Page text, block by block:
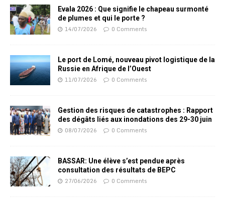
Evala 2026 : Que signifie le chapeau surmonté
de plumes et qui le porte ?
14/07/2026 0 Comments
Le port de Lomé, nouveau pivot logistique de la
Russie en Afrique de l’Ouest
11/07/2026 0 Comments
Gestion des risques de catastrophes : Rapport
des dégâts liés aux inondations des 29-30 juin
08/07/2026 0 Comments
BASSAR: Une élève s’est pendue après
consultation des résultats de BEPC
27/06/2026 0 Comments